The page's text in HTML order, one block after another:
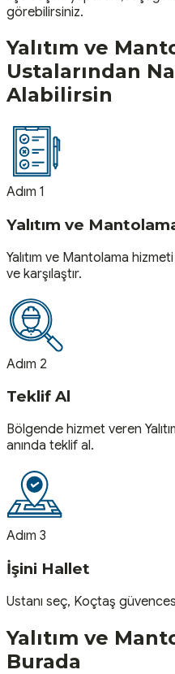
görebilirsiniz.
Yalıtım ve
Ustalarından
Alabilirsin
Adım 1
Yalıtım ve
Yalıtım ve Mantolama
ve karşılaştır.
Adım 2
Teklif Al
Bölgende hizmet veren
anında teklif al.
Adım 3
İşini Hallet
Ustanı seç, Koçtaş
Yalıtım ve
Burada